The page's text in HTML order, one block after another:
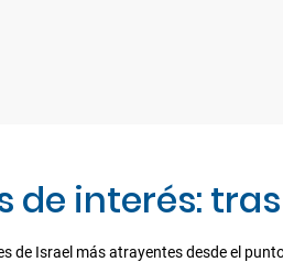
de interés:
de Israel más atrayentes desde el